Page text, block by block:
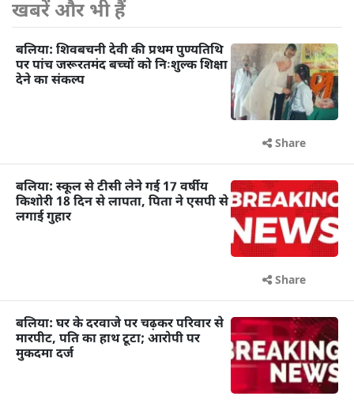
खबरें और भी हैं
बलिया: शिवबचनी देवी की प्रथम पुण्यतिथि
पर पांच जरूरतमंद बच्चों को निःशुल्क शिक्षा
देने का संकल्प
Share
बलिया: स्कूल से टीसी लेने गई 17 वर्षीय
किशोरी 18 दिन से लापता, पिता ने एसपी से
लगाई गुहार
Share
बलिया: घर के दरवाजे पर चढ़कर परिवार से
मारपीट, पति का हाथ टूटा; आरोपी पर
मुकदमा दर्ज